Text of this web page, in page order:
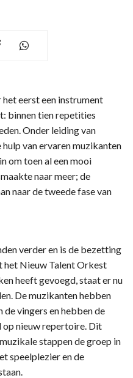
eerst een instrument
binnen tien repetities
Onder leiding van
van ervaren muzikanten
om toen al een mooi
naar meer; de
naar de tweede fase van
verder en is de bezetting
het Nieuw Talent Orkest
heeft gevoegd, staat er nu
De muzikanten hebben
de vingers en hebben de
nieuw repertoire. Dit
stappen de groep in
speelplezier en de